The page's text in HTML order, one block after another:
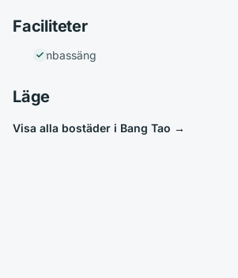
Faciliteter
Simbassäng
Läge
Visa alla bostäder i Bang Tao →